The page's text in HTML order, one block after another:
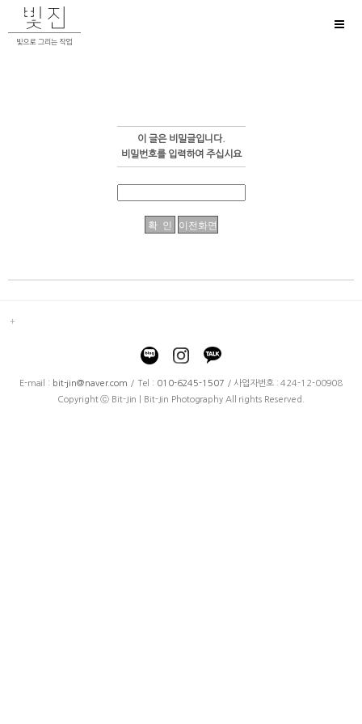
이 글은 비밀글입니다.
비밀번호를 입력하여 주십시요
E-mail : bit-jin@naver.com / Tel : 010-6245-1507 / 사업자번호 : 424-12-00908
Copyright ⓒ Bit-Jin | Bit-Jin Photography All rights Reserved.